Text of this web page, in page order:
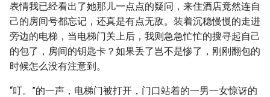
表情我已经看出了她那儿一点点的疑问，来住酒店竟然连自
己的房间号都忘记，还真是有点无敌。装着沉稳慢慢的走进
旁边的电梯，当电梯门关上后，我则急急忙忙的搜寻起自己
的包了，房间的钥匙卡？如果丢了岂不是惨了，刚刚翻包的
时候怎么没有注意到。
“叮。”的一声，电梯门被打开，门口站着的一男一女惊讶的